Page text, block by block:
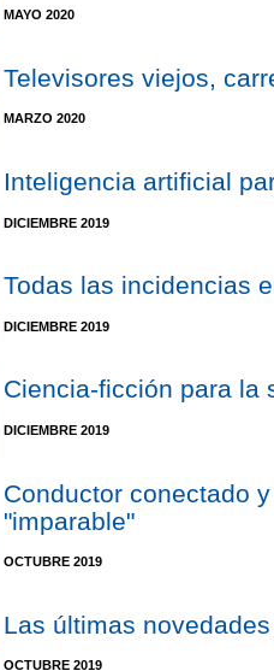
MAYO 2020
Televisores viejos,
MARZO 2020
Inteligencia artificial
DICIEMBRE 2019
Todas las incidencias
DICIEMBRE 2019
Ciencia-ficción para la
DICIEMBRE 2019
Conductor conectado
"imparable"
OCTUBRE 2019
Las últimas
OCTUBRE 2019